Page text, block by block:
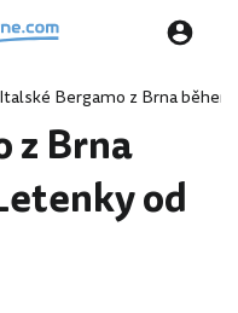
Italské Bergamo z Brna
z Brna
od